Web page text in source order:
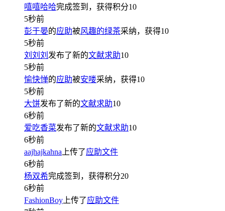
嘻嘻哈哈完成签到，获得积分10
5秒前
彭于晏的应助被风趣的绿茶采纳，获得10
5秒前
刘刘刘 发布了新的文献求助10
5秒前
愉快惮的应助被安喽采纳，获得10
5秒前
大饼发布了新的文献求助10
6秒前
爱吃香菜发布了新的文献求助10
6秒前
aajhajkahna 上传了应助文件
6秒前
杨双希完成签到，获得积分20
6秒前
FashionBoy 上传了应助文件